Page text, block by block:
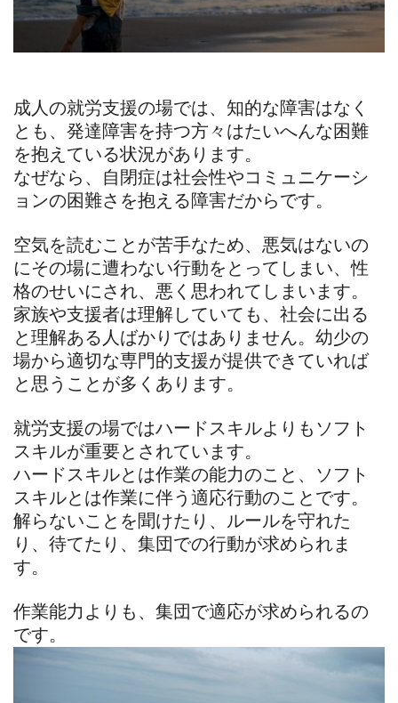
成人の就労支援の場では、知的な障害はなく
とも、発達障害を持つ方々はたいへんな困難
を抱えている状況があります。
なぜなら、自閉症は社会性やコミュニケーシ
ョンの困難さを抱える障害だからです。
空気を読むことが苦手なため、悪気はないの
にその場に遭わない行動をとってしまい、性
格のせいにされ、悪く思われてしまいます。
家族や支援者は理解していても、社会に出る
と理解ある人ばかりではありません。幼少の
場から適切な専門的支援が提供できていれば
と思うことが多くあります。
就労支援の場ではハードスキルよりもソフト
スキルが重要とされています。
ハードスキルとは作業の能力のこと、ソフト
スキルとは作業に伴う適応行動のことです。
解らないことを聞けたり、ルールを守れた
り、待てたり、集団での行動が求められま
す。
作業能力よりも、集団で適応が求められるの
です。